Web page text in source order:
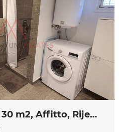
Appartamento, 30 m2, Affitto, Rijeka - Banderovo